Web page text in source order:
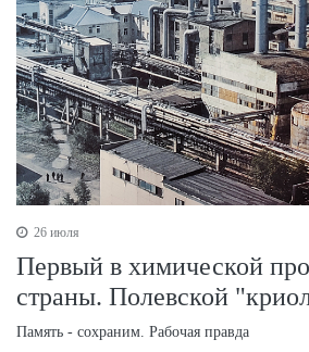
26 июля
Первый в химической
страны. Полевской
Память - сохраним. Рабочая правда